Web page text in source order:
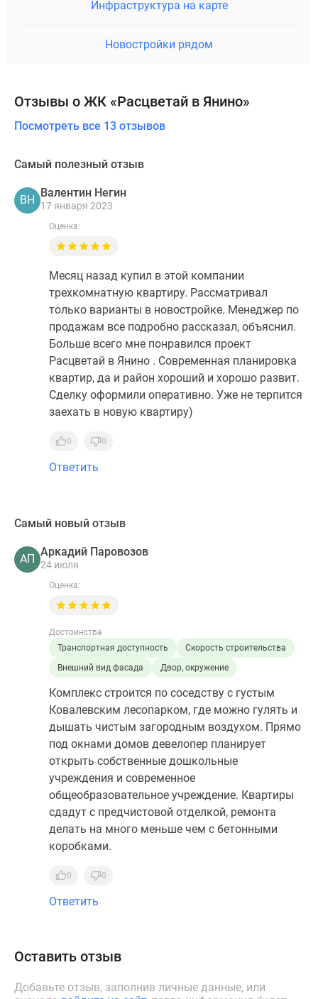
Инфраструктура на карте
Новостройки рядом
Отзывы о ЖК «Расцветай в Янино»
Посмотреть все 13 отзывов
Самый полезный отзыв
ВН
Валентин Негин
17 января 2023
Оценка:
Месяц назад купил в этой компании
трехкомнатную квартиру. Рассматривал
только варианты в новостройке. Менеджер по
продажам все подробно рассказал, объяснил.
Больше всего мне понравился проект
Расцветай в Янино . Современная планировка
квартир, да и район хороший и хорошо развит.
Сделку оформили оперативно. Уже не терпится
заехать в новую квартиру)
0 0
Ответить
Самый новый отзыв
АП
Аркадий Паровозов
24 июля
Оценка:
Достоинства
Транспортная доступность
Скорость строительства
Внешний вид фасада
Двор, окружение
Комплекс строится по соседству с густым
Ковалевским лесопарком, где можно гулять и
дышать чистым загородным воздухом. Прямо
под окнами домов девелопер планирует
открыть собственные дошкольные
учреждения и современное
общеобразовательное учреждение. Квартиры
сдадут с предчистовой отделкой, ремонта
делать на много меньше чем с бетонными
коробками.
0 0
Ответить
Оставить отзыв
Добавьте отзыв, заполнив личные данные, или